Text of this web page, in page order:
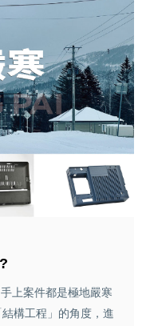
上案件都是極地嚴寒
構工程」的角度，進